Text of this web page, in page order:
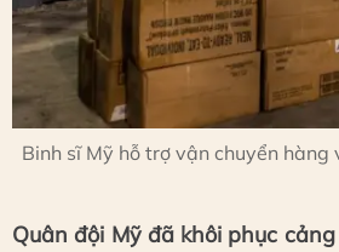
Binh sĩ Mỹ hỗ trợ vận chuyển
Quân đội Mỹ đã khôi phục